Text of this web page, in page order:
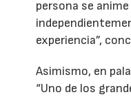
persona se
experiencia”,
Asimismo, en
“Uno de los